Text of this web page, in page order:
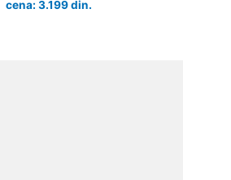
cena: 3.199 din.